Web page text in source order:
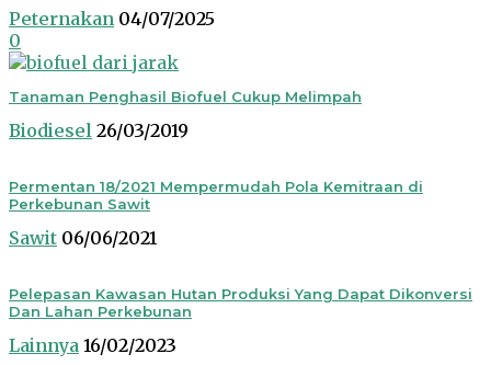
Peternakan 04/07/2025
0
Tanaman Penghasil Biofuel Cukup Melimpah
Biodiesel 26/03/2019
Permentan 18/2021 Mempermudah Pola Kemitraan di
Perkebunan Sawit
Sawit 06/06/2021
Pelepasan Kawasan Hutan Produksi Yang Dapat Dikonversi
Dan Lahan Perkebunan
Lainnya 16/02/2023